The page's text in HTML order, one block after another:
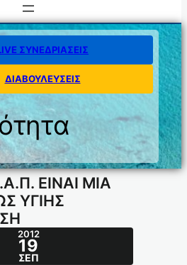
ΣΥΝΕΔΡΙΑΣΕΙΣ
ΔΙΑΒΟΥΛΕΥΣΕΙΣ
ΕΙΝΑΙ ΜΙΑ
ΥΓΙΗΣ
2012
19
ΣΕΠ